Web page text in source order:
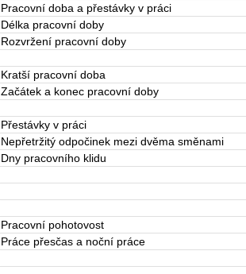
Pracovní doba a přestávky v práci
Délka pracovní doby
Rozvržení pracovní doby
Kratší pracovní doba
Začátek a konec pracovní doby
Přestávky v práci
Nepřetržitý odpočinek mezi dvěma směnami
Dny pracovního klidu
Pracovní pohotovost
Práce přesčas a noční práce